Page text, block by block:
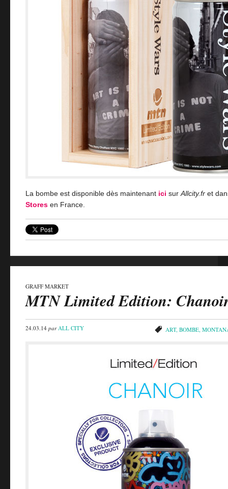
La bombe est disponible dès maintenant ici sur Allcity.fr et
Stores en France.
GRAFF MARKET
MTN Limited Edition:
24.03.14 parALL CITY ART, BOMBE,